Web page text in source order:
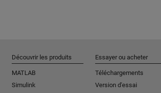
Découvrir les produits
MATLAB
Simulink
Essayer ou acheter
Téléchargements
Version d'essai